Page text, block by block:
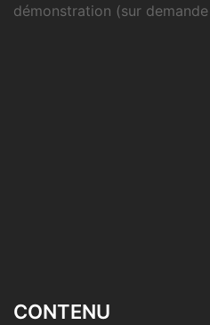
démonstration (sur
CONTENU